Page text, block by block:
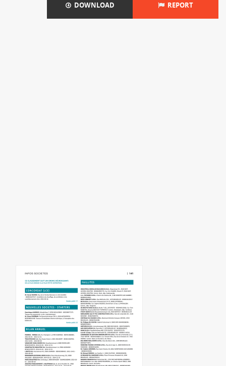
DOWNLOAD REPORT